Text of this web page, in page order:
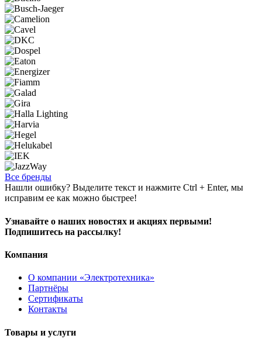
Все бренды
Нашли ошибку? Выделите текст и нажмите Ctrl + Enter, мы
исправим ее как можно быстрее!
Узнавайте о наших новостях и акциях первыми!
Подпишитесь на рассылку!
Компания
О компании «Электротехника»
Партнёры
Сертификаты
Контакты
Товары и услуги